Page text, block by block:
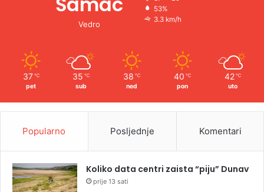
Vedro
53%
3.3 km/h
37 ℃
pet
35 ℃
sub
38 ℃
ned
40 ℃
pon
42 ℃
uto
Popularno Posljednje Komentari
Koliko data centri zaista “piju” Dunav
prije 13 sati